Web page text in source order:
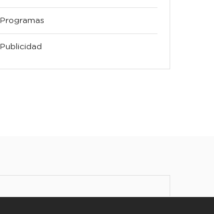
Programas
Publicidad